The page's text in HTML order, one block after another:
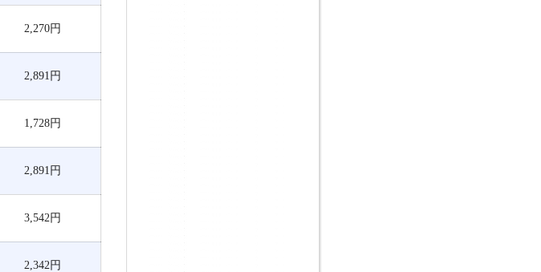
2,270円
2,891円
1,728円
2,891円
3,542円
2,342円